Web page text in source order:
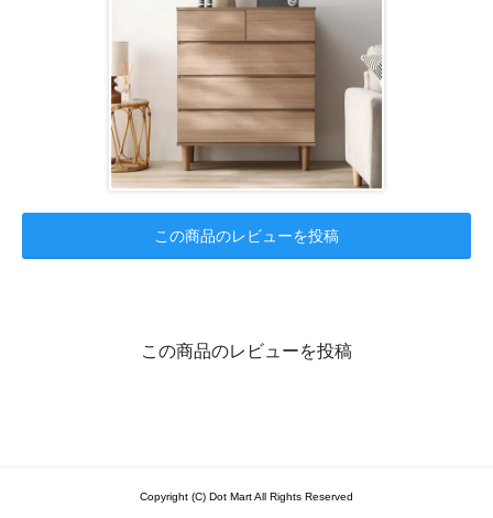
この商品のレビューを投稿
この商品のレビューを投稿
Copyright (C) Dot Mart All Rights Reserved